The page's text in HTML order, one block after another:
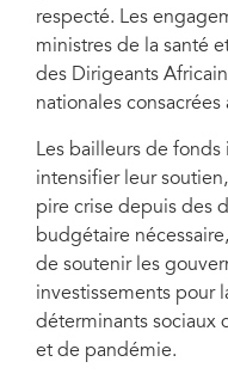
respecté. Les
ministres de la santé
des Dirigeants
nationales
Les bailleurs de
intensifier leur
pire crise depuis des
budgétaire
de soutenir les
investissements pour
déterminants sociaux
et de pandémie.